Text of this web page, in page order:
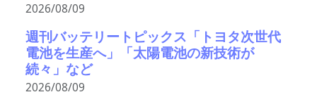
2026/08/09
週刊バッテリートピックス「トヨタ次世代
電池を生産へ」「太陽電池の新技術が
続々」など
2026/08/09